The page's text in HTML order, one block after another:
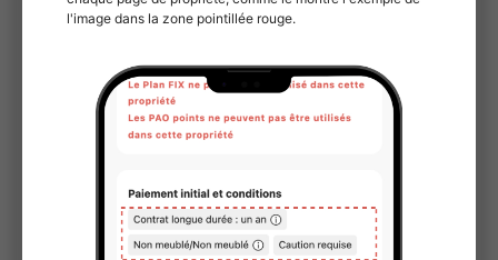
Orientation des fenêtres：Est
Équipements sanitaires
Séparation WC et Salle de bains
Washlet Bassin séparé